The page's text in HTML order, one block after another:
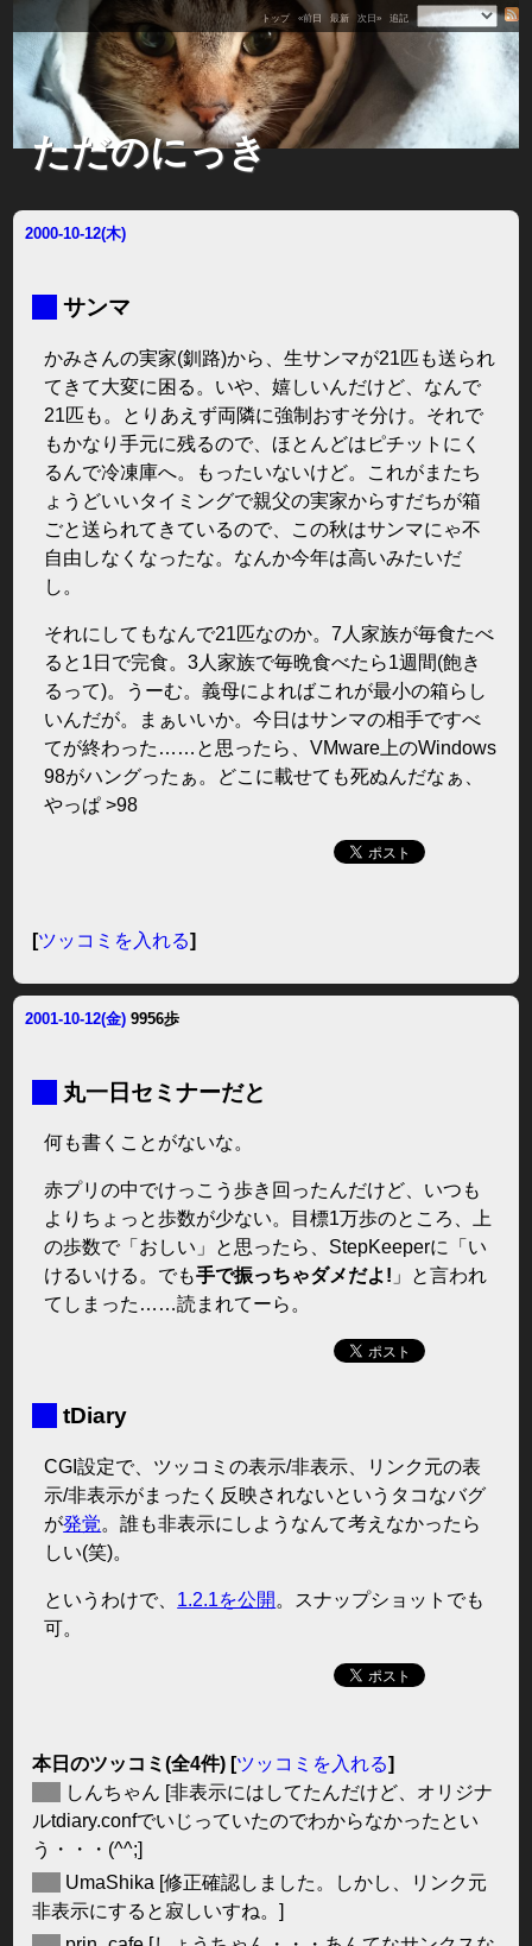
トップ «前日 最新 次日» 追記
ただのにっき
2000-10-12(木)
サンマ
かみさんの実家(釧路)から、生サンマが21匹も送られ
てきて大変に困る。いや、嬉しいんだけど、なんで
21匹も。とりあえず両隣に強制おすそ分け。それで
もかなり手元に残るので、ほとんどはピチットにく
るんで冷凍庫へ。もったいないけど。これがまたち
ょうどいいタイミングで親父の実家からすだちが箱
ごと送られてきているので、この秋はサンマにゃ不
自由しなくなったな。なんか今年は高いみたいだ
し。
それにしてもなんで21匹なのか。7人家族が毎食たべ
ると1日で完食。3人家族で毎晩食べたら1週間(飽き
るって)。うーむ。義母によればこれが最小の箱らし
いんだが。まぁいいか。今日はサンマの相手ですべ
てが終わった……と思ったら、VMware上のWindows
98がハングったぁ。どこに載せても死ぬんだなぁ、
やっぱ >98
[ツッコミを入れる]
2001-10-12(金) 9956歩
丸一日セミナーだと
何も書くことがないな。
赤プリの中でけっこう歩き回ったんだけど、いつも
よりちょっと歩数が少ない。目標1万歩のところ、上
の歩数で「おしい」と思ったら、StepKeeperに「い
けるいける。でも手で振っちゃダメだよ! 」と言われ
てしまった……読まれてーら。
tDiary
CGI設定で、ツッコミの表示/非表示、リンク元の表
示/非表示がまったく反映されないというタコなバグ
が発覚。誰も非表示にしようなんて考えなかったら
しい(笑)。
というわけで、 1.2.1を公開 。スナップショットでも
可。
本日のツッコミ(全4件) [ツッコミを入れる]
しんちゃん [非表示にはしてたんだけど、オリジナ
ルtdiary.confでいじっていたのでわからなかったとい
う・・・(^^;]
UmaShika [修正確認しました。しかし、リンク元
非表示にすると寂しいすね。]